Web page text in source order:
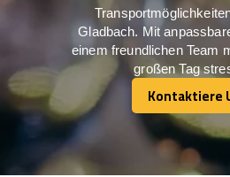
Gladbach. Mit
einem freundlichen Team
großen Tag
Kontaktiere
Kontaktiere